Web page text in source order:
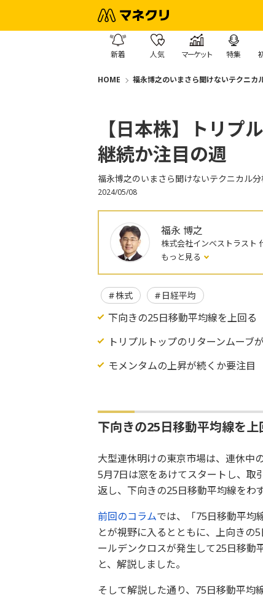
新着 人気 マーケット 特集
HOME 福永博之のいまさら聞けないテクニカ
【日本株】トリプ
継続か注目の週
福永博之のいまさら聞けないテクニカル
2024/05/08
福永 博之
株式会社インベストラスト
もっと見る
株式 日経平均
下向きの25日移動平均線を上回る
トリプルトップのリターンムーブ
モメンタムの上昇が続くか要注目
下向きの25日移動平均線を上
大型連休明けの東京市場は、連休中
5月7日は窓をあけてスタートし、取
返し、下向きの25日移動平均線をわ
前回のコラムでは、「75日移動平均
とが視野に入るとともに、上向きの
ールデンクロスが発生して25日移動
と、解説しました。
そして解説した通り、75日移動平均